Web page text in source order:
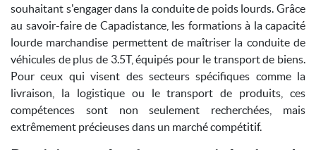
souhaitant s'engager dans la conduite de poids lourds. Grâce
au savoir-faire de Capadistance, les formations à la capacité
lourde marchandise permettent de maîtriser la conduite de
véhicules de plus de 3.5T, équipés pour le transport de biens.
Pour ceux qui visent des secteurs spécifiques comme la
livraison, la logistique ou le transport de produits, ces
compétences sont non seulement recherchées, mais
extrêmement précieuses dans un marché compétitif.